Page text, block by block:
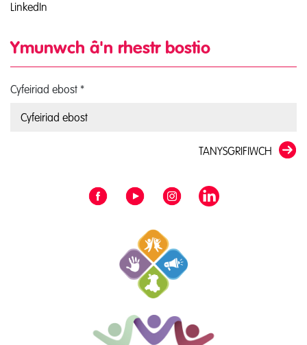
LinkedIn
Ymunwch â'n rhestr bostio
Cyfeiriad ebost *
TANYSGRIFIWCH